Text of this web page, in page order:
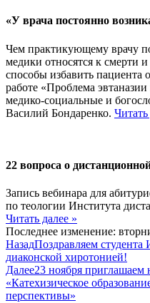
«У врача постоянно
Чем практикующему врачу
медики относятся к смерти
способы избавить пациента
работе «Проблема
медико-социальные и
Василий Бондаренко. Читать
22 вопроса о
Запись вебинара для
по теологии Института
Читать далее »
Последнее изменение:
НазадПоздравляем
диаконской хиротонией!
Далее23 ноября приглашаем
«Катехизическое
перспективы»